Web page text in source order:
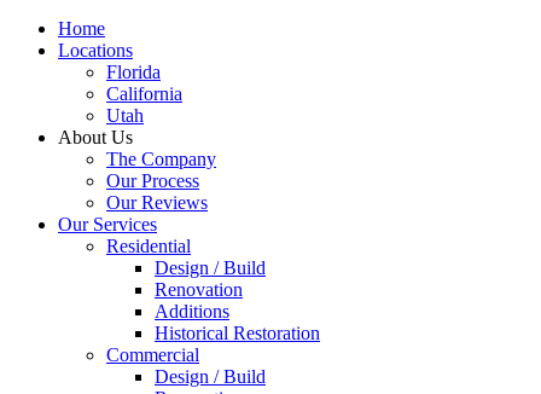
Home
Locations
Florida
California
Utah
About Us
The Company
Our Process
Our Reviews
Our Services
Residential
Design / Build
Renovation
Additions
Historical Restoration
Commercial
Design / Build